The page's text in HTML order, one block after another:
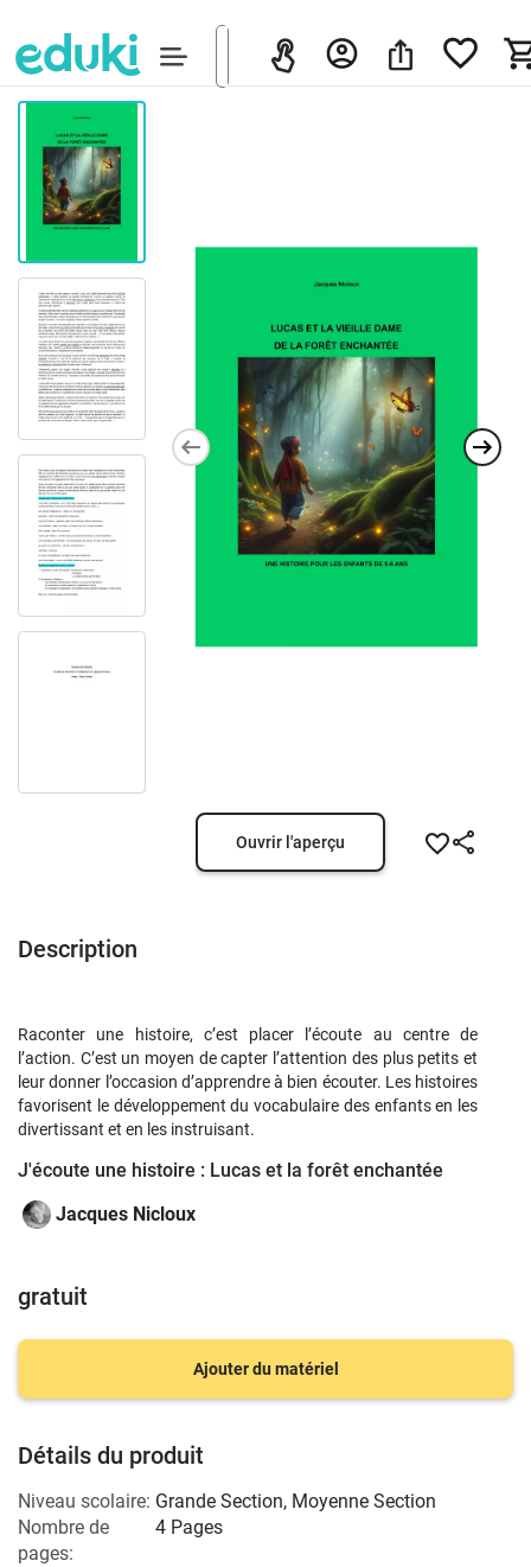
Ouvrir l'aperçu
Description
Raconter une histoire, c’est placer l’écoute au centre de
l’action. C’est un moyen de capter l’attention des plus petits et
leur donner l’occasion d’apprendre à bien écouter. Les histoires
favorisent le développement du vocabulaire des enfants en les
divertissant et en les instruisant.
J'écoute une histoire : Lucas et la forêt enchantée
Jacques Nicloux
gratuit
Ajouter du matériel
Détails du produit
Niveau scolaire: Grande Section, Moyenne Section
Nombre de
pages:
4 Pages